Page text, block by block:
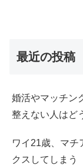
最近の投稿
婚活やマッチン
整えない人はど
ワイ21歳、マチ
クスしてしまう